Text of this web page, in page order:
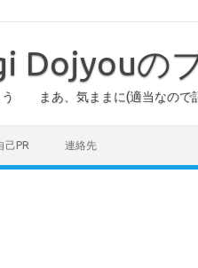
Dojyouの
う まあ、気ままに(適当なので
己PR 連絡先